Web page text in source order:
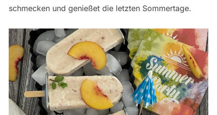
schmecken und genießet die letzten Sommertage.